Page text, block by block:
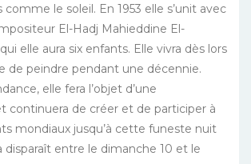
comme le soleil. En 1953 elle s’unit avec
El-Hadj Mahieddine El-
elle aura six enfants. Elle vivra dès lors
de peindre pendant une décennie.
elle fera l’objet d’une
continuera de créer et de participer à
mondiaux jusqu’à cette funeste nuit
disparaît entre le dimanche 10 et le